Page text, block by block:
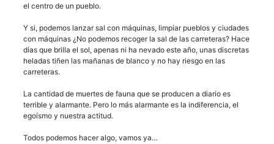
el centro de un pueblo.
Y si, podemos lanzar sal con máquinas, limpiar pueblos y ciudades
con máquinas ¿No podemos recoger la sal de las carreteras? Hace
días que brilla el sol, apenas ni ha nevado este año, unas discretas
heladas tiñen las mañanas de blanco y no hay riesgo en las
carreteras.
La cantidad de muertes de fauna que se producen a diario es
terrible y alarmante. Pero lo más alarmante es la indiferencia, el
egoísmo y nuestra actitud.
Todos podemos hacer algo, vamos ya…